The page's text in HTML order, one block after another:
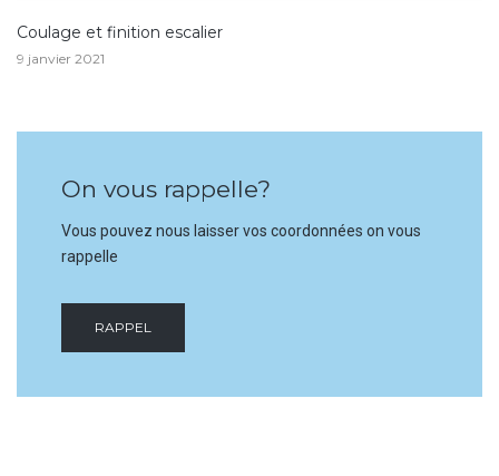
Coulage et finition escalier
9 janvier 2021
On vous rappelle?
Vous pouvez nous laisser vos coordonnées on vous
rappelle
RAPPEL